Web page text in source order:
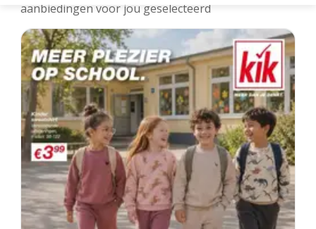
aanbiedingen voor jou geselecteerd